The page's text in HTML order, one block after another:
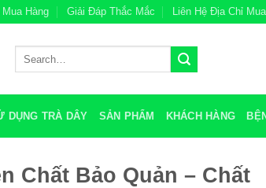
Hàng Giải Đáp Thắc Mắc Liên Hệ Địa Chỉ
DỤNG TRÀ DÂY SẢN PHẨM KHÁCH HÀNG
Chất Bảo Quản – Chất